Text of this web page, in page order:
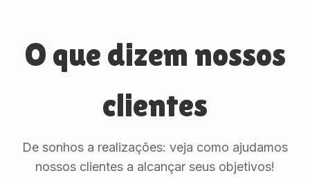
O que dizem nossos
clientes
De sonhos a realizações: veja como ajudamos
nossos clientes a alcançar seus objetivos!